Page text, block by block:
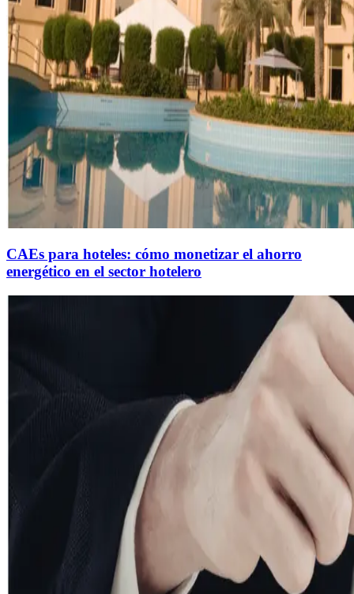
CAEs para hoteles: cómo monetizar el ahorro
energético en el sector hotelero